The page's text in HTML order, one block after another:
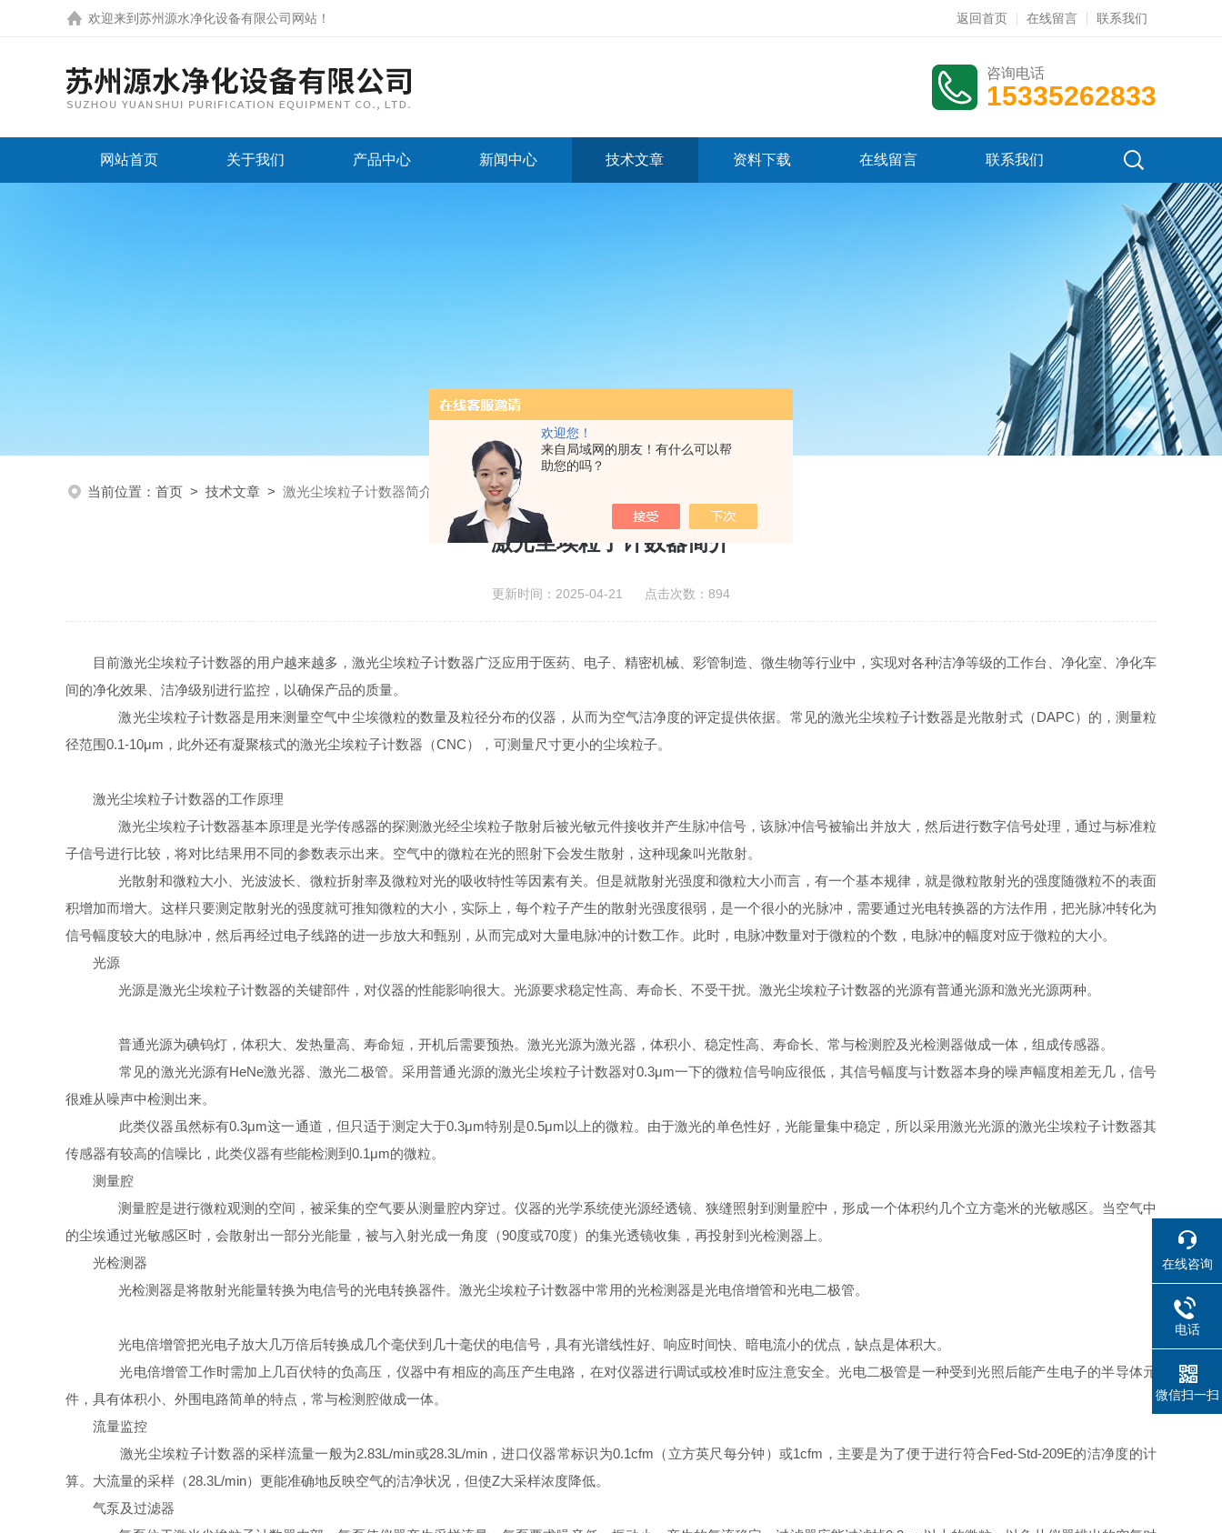
欢迎您！
来自局域网的朋友！有什么可以帮
助您的吗？
欢迎来到 苏州源水净化设备有限公司网站 ！ 返回首页 在线留言 联系我们
咨询电话
15335262833
网站首页 关于我们 产品中心 新闻中心 技术文章 资料下载 在线留言 联系我们
当前位置： 首页 > 技术文章 > 激光尘埃粒子计数器简介
激光尘埃粒子计数器简介
更新时间：2025-04-21 点击次数：894
目前激光尘埃粒子计数器的用户越来越多，激光尘埃粒子计数器广泛应用于医药、电子、精密机械、彩管制造、微生物等行业中，实现对各种洁净等级的工作台、净化室、净化车
间的净化效果、洁净级别进行监控，以确保产品的质量。
激光尘埃粒子计数器是用来测量空气中尘埃微粒的数量及粒径分布的仪器，从而为空气洁净度的评定提供依据。常见的激光尘埃粒子计数器是光散射式（DAPC）的，测量粒
径范围0.1-10μm，此外还有凝聚核式的激光尘埃粒子计数器（CNC），可测量尺寸更小的尘埃粒子。
激光尘埃粒子计数器的工作原理
激光尘埃粒子计数器基本原理是光学传感器的探测激光经尘埃粒子散射后被光敏元件接收并产生脉冲信号，该脉冲信号被输出并放大，然后进行数字信号处理，通过与标准粒
子信号进行比较，将对比结果用不同的参数表示出来。空气中的微粒在光的照射下会发生散射，这种现象叫光散射。
光散射和微粒大小、光波波长、微粒折射率及微粒对光的吸收特性等因素有关。但是就散射光强度和微粒大小而言，有一个基本规律，就是微粒散射光的强度随微粒不的表面
积增加而增大。这样只要测定散射光的强度就可推知微粒的大小，实际上，每个粒子产生的散射光强度很弱，是一个很小的光脉冲，需要通过光电转换器的方法作用，把光脉冲转化为
信号幅度较大的电脉冲，然后再经过电子线路的进一步放大和甄别，从而完成对大量电脉冲的计数工作。此时，电脉冲数量对于微粒的个数，电脉冲的幅度对应于微粒的大小。
光源
光源是激光尘埃粒子计数器的关键部件，对仪器的性能影响很大。光源要求稳定性高、寿命长、不受干扰。激光尘埃粒子计数器的光源有普通光源和激光光源两种。
普通光源为碘钨灯，体积大、发热量高、寿命短，开机后需要预热。激光光源为激光器，体积小、稳定性高、寿命长、常与检测腔及光检测器做成一体，组成传感器。
常见的激光光源有HeNe激光器、激光二极管。采用普通光源的激光尘埃粒子计数器对0.3μm一下的微粒信号响应很低，其信号幅度与计数器本身的噪声幅度相差无几，信号
很难从噪声中检测出来。
此类仪器虽然标有0.3μm这一通道，但只适于测定大于0.3μm特别是0.5μm以上的微粒。由于激光的单色性好，光能量集中稳定，所以采用激光光源的激光尘埃粒子计数器其
传感器有较高的信噪比，此类仪器有些能检测到0.1μm的微粒。
测量腔
测量腔是进行微粒观测的空间，被采集的空气要从测量腔内穿过。仪器的光学系统使光源经透镜、狭缝照射到测量腔中，形成一个体积约几个立方毫米的光敏感区。当空气中
的尘埃通过光敏感区时，会散射出一部分光能量，被与入射光成一角度（90度或70度）的集光透镜收集，再投射到光检测器上。
光检测器
光检测器是将散射光能量转换为电信号的光电转换器件。激光尘埃粒子计数器中常用的光检测器是光电倍增管和光电二极管。
光电倍增管把光电子放大几万倍后转换成几个毫伏到几十毫伏的电信号，具有光谱线性好、响应时间快、暗电流小的优点，缺点是体积大。
光电倍增管工作时需加上几百伏特的负高压，仪器中有相应的高压产生电路，在对仪器进行调试或校准时应注意安全。光电二极管是一种受到光照后能产生电子的半导体元
件，具有体积小、外围电路简单的特点，常与检测腔做成一体。
流量监控
激光尘埃粒子计数器的采样流量一般为2.83L/min或28.3L/min，进口仪器常标识为0.1cfm（立方英尺每分钟）或1cfm，主要是为了便于进行符合Fed-Std-209E的洁净度的计
算。大流量的采样（28.3L/min）更能准确地反映空气的洁净状况，但使Z大采样浓度降低。
气泵及过滤器
在线咨询
电话
微信扫一扫